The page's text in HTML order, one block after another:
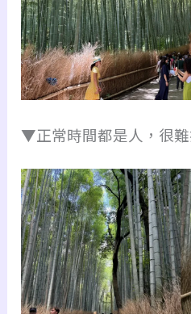
▼正常時間都是人，很難